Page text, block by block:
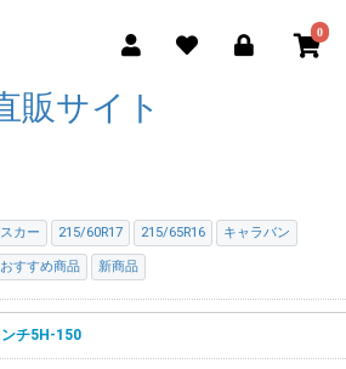
0
販サイト
カー 215/60R17 215/65R16 キャラバン
おすすめ商品 新商品
チ5H-150